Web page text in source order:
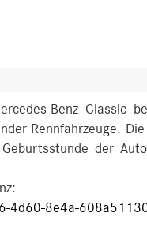
Benz Classic
Rennfahrzeuge.
der
4d60-8e4a-